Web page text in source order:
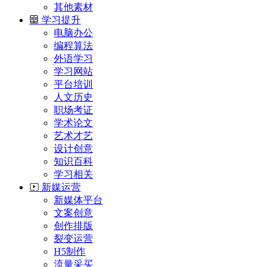
其他素材
学习提升
电脑办公
编程算法
外语学习
学习网站
平台培训
人文历史
职场考证
学术论文
艺术才艺
设计创意
知识百科
学习相关
新媒运营
新媒体平台
文案创意
创作排版
裂变运营
H5制作
流量采买